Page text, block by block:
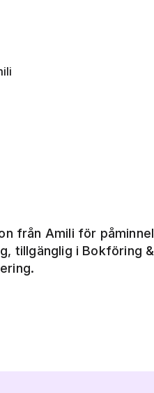
från Amili för
tillgänglig i Bokföring